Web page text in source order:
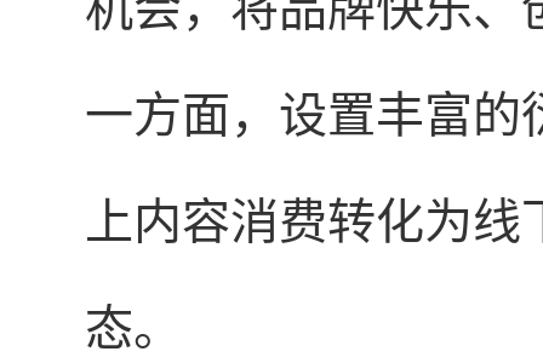
一方面，设置丰富的
上内容消费转化为
态。